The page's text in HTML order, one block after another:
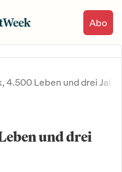
Abo
4.500 Leben und drei
und drei